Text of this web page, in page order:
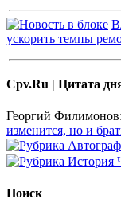
ускорить темпы
Cpv.Ru | Цитата
Георгий Филимонов:
изменится, но и
Поиск